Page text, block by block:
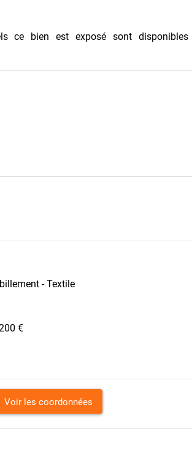
ce bien est exposé sont
- Textile
€
Voir les coordonnées